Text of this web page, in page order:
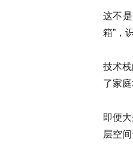
这不
箱”，
技术
了家
即便
层空